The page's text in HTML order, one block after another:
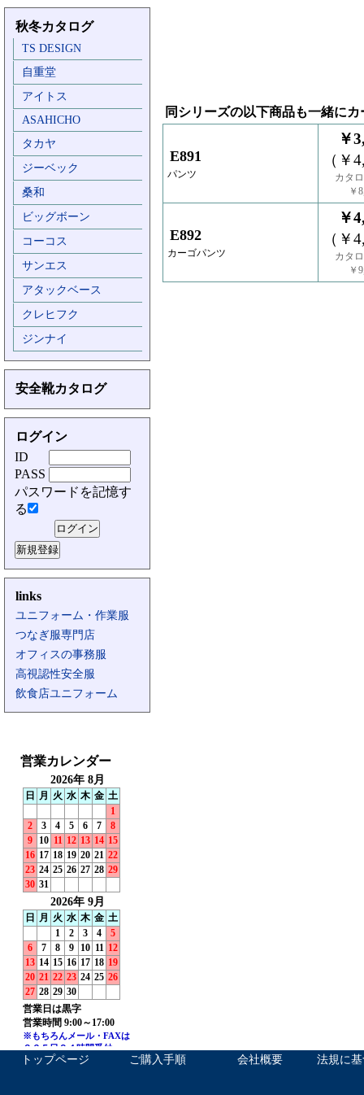
秋冬カタログ
TS DESIGN
自重堂
アイトス
ASAHICHO
タカヤ
ジーベック
桑和
ビッグボーン
コーコス
サンエス
アタックベース
クレヒフク
ジンナイ
安全靴カタログ
ログイン
ID
PASS
パスワードを記憶す
る
links
ユニフォーム・作業服
つなぎ服専門店
オフィスの事務服
高視認性安全服
飲食店ユニフォーム
同シリーズの以下商品も一緒に
E891
パンツ
￥
（￥
カタ
￥
E892
カーゴパンツ
￥
（￥
カタ
￥
トップページ ご購入手順 会社概要 法規に